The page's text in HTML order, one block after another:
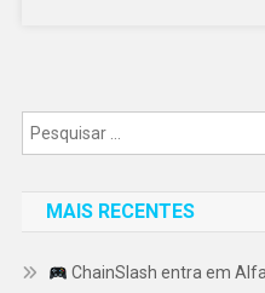
MAIS RECENTES
ChainSlash entra em